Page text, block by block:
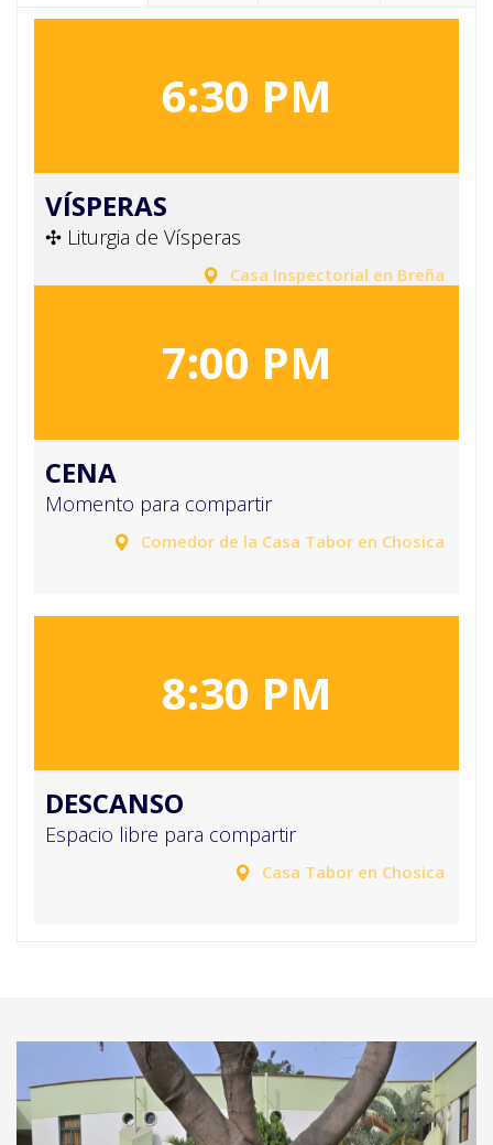
6:30 PM
VÍSPERAS
✣ Liturgia de Vísperas
Casa Inspectorial en Breña
7:00 PM
CENA
Momento para compartir
Comedor de la Casa Tabor en Chosica
8:30 PM
DESCANSO
Espacio libre para compartir
Casa Tabor en Chosica